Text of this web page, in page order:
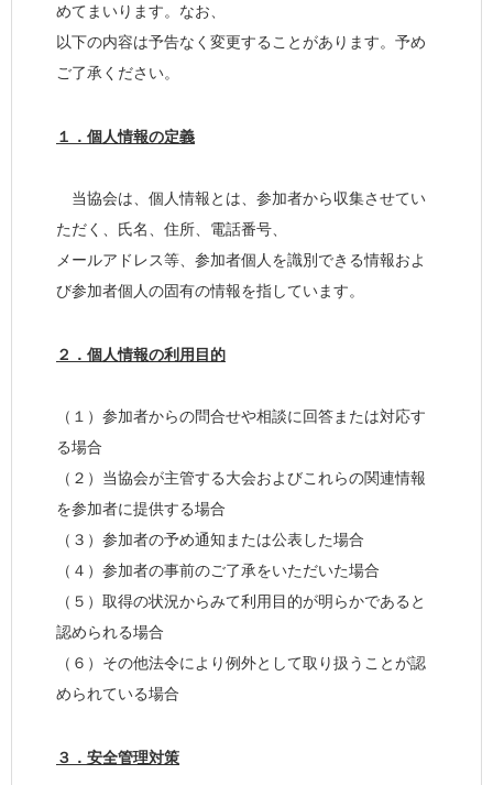
めてまいります。なお、
以下の内容は予告なく変更することがあります。予め
ご了承ください。
１．個人情報の定義
当協会は、個人情報とは、参加者から収集させてい
ただく、氏名、住所、電話番号、
メールアドレス等、参加者個人を識別できる情報およ
び参加者個人の固有の情報を指しています。
２．個人情報の利用目的
（１）参加者からの問合せや相談に回答または対応す
る場合
（２）当協会が主管する大会およびこれらの関連情報
を参加者に提供する場合
（３）参加者の予め通知または公表した場合
（４）参加者の事前のご了承をいただいた場合
（５）取得の状況からみて利用目的が明らかであると
認められる場合
（６）その他法令により例外として取り扱うことが認
められている場合
３．安全管理対策